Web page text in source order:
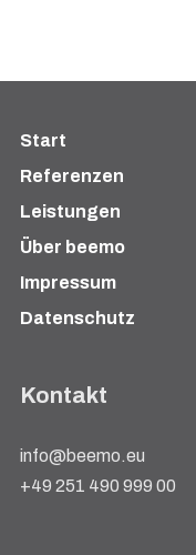
Start
Referenzen
Leistungen
Über beemo
Impressum
Datenschutz
Kontakt
info@beemo.eu
+49 251 490 999 00